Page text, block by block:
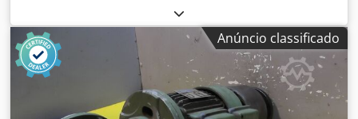
de engrenagens: Bonfiglioli Tipo MVF 49/P -Rotações: 20,4
rpm i= 45 -Fabricante do motor: ABB MU71B14-6
MK129106-S -Potência: 0,25 kW -Forma construtiva: B5
angular Djdpsw Admyjfx Aggock -Eixo oco: Ø 25 x 80 mm -
Grau de proteção: IP 55 -Quantidade: 3x motorredutor
disponível -Preço: por unidade -Dimensões: 350/170/H180
mm -Peso: 8,5 kg
Anúncio classificado